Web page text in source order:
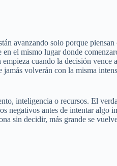
avanzando solo porque
el mismo lugar donde
cuando la decisión
volverán con la misma
inteligencia o recursos. El
negativos antes de intentar
sin decidir, más grande se